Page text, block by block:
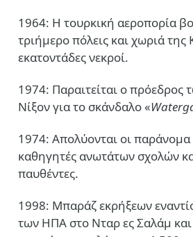
1964: Η τουρκική αεροπορία
τριήμερο πόλεις και χωριά
εκατοντάδες νεκροί.
1974: Παραιτείται ο πρόεδρος
Νίξον για το σκάνδαλο «
1974: Απολύονται οι παράνομα
καθηγητές ανωτάτων σχολών
παυθέντες.
1998: Μπαράζ εκρήξεων
των ΗΠΑ στο Νταρ ες Σαλάμ